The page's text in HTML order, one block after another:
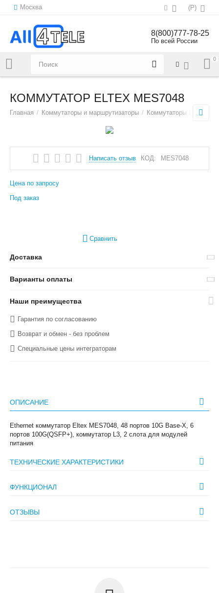
Москва (Р)
Напишите нам:sales@all4tele.com
8(800)777-78-25
По всей России
0
КОММУТАТОР ELTEX MES7048
Главная / Коммутаторы и маршрутизаторы / Коммутаторы Ethernet
Написать отзыв КОД: MES7048
Цена по запросу
Под заказ
Сравнить
Доставка
Варианты оплаты
Наши преимущества
Гарантия по согласованию
Возврат и обмен - без проблем
Специальные цены интеграторам
ОПИСАНИЕ
Ethernet коммутатор Eltex MES7048, 48 портов 10G Base-X, 6
портов 100G(QSFP+), коммутатор L3, 2 слота для модулей
питания
ТЕХНИЧЕСКИЕ ХАРАКТЕРИСТИКИ
ФУНКЦИОНАЛ
ОТЗЫВЫ